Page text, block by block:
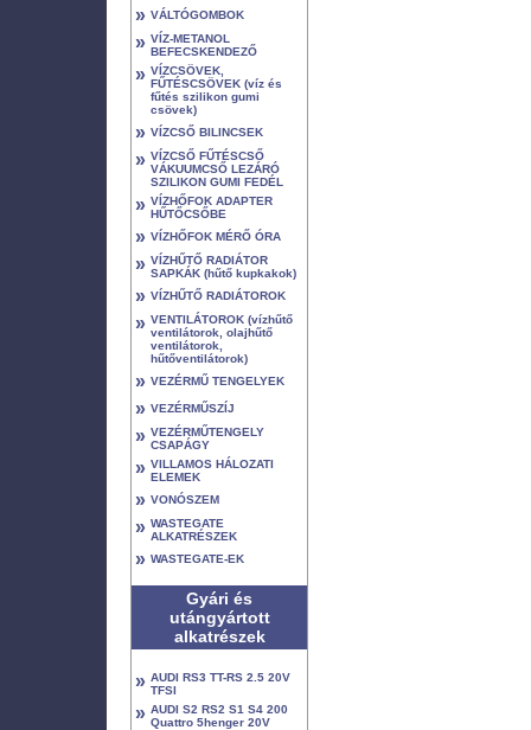
» VÁLTÓGOMBOK
» VÍZ-METANOL
BEFECSKENDEZŐ
» VÍZCSÖVEK,
FŰTÉSCSÖVEK (víz és
fűtés szilikon gumi
csövek)
» VÍZCSŐ BILINCSEK
» VÍZCSŐ FŰTÉSCSŐ
VÁKUUMCSŐ LEZÁRÓ
SZILIKON GUMI FEDÉL
» VÍZHŐFOK ADAPTER
HŰTŐCSŐBE
» VÍZHŐFOK MÉRŐ ÓRA
» VÍZHŰTŐ RADIÁTOR
SAPKÁK (hűtő kupkakok)
» VÍZHŰTŐ RADIÁTOROK
» VENTILÁTOROK (vízhűtő
ventilátorok, olajhűtő
ventilátorok,
hűtőventilátorok)
» VEZÉRMŰ TENGELYEK
» VEZÉRMŰSZÍJ
» VEZÉRMŰTENGELY
CSAPÁGY
» VILLAMOS HÁLOZATI
ELEMEK
» VONÓSZEM
» WASTEGATE
ALKATRÉSZEK
» WASTEGATE-EK
Gyári és
utángyártott
alkatrészek
» AUDI RS3 TT-RS 2.5 20V
TFSI
» AUDI S2 RS2 S1 S4 200
Quattro 5henger 20V